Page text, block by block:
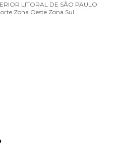
LITORAL DE SÃO PAULO
Zona Oeste Zona Sul